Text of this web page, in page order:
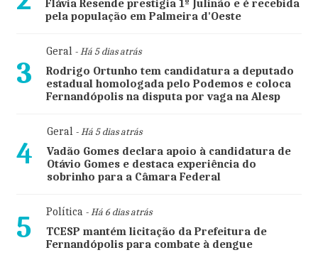
Flávia Resende prestigia 1º Julinão e é recebida
pela população em Palmeira d'Oeste
3
Geral- Há 5 dias atrás
Rodrigo Ortunho tem candidatura a deputado
estadual homologada pelo Podemos e coloca
Fernandópolis na disputa por vaga na Alesp
4
Geral- Há 5 dias atrás
Vadão Gomes declara apoio à candidatura de
Otávio Gomes e destaca experiência do
sobrinho para a Câmara Federal
5 Política- Há 6 dias atrás
TCESP mantém licitação da Prefeitura de
Fernandópolis para combate à dengue